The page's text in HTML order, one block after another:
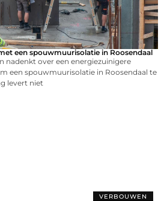
een spouwmuurisolatie in Roosendaal
nadenkt over een energiezuinigere
een spouwmuurisolatie in Roosendaal te
levert niet
VERBOUWEN